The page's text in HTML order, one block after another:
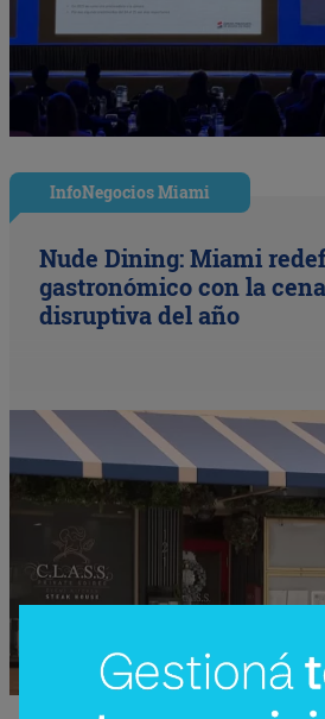
InfoNegocios Miami
Nude Dining: Miami
gastronómico con la
disruptiva del año